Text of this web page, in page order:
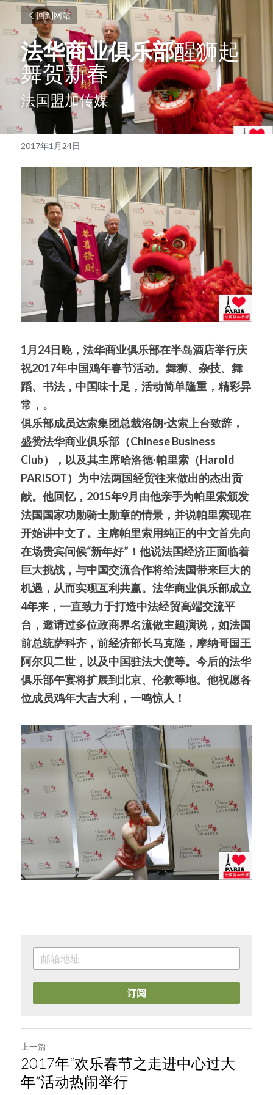
回到网站
法华商业俱乐部醒狮起
舞贺新春
法国盟加传媒
2017年1月24日
1月24日晚，法华商业俱乐部在半岛酒店举行庆
祝2017年中国鸡年春节活动。舞狮、杂技、舞
蹈、书法，中国味十足，活动简单隆重，精彩异
常，。
俱乐部成员达索集团总裁洛朗·达索上台致辞，
盛赞法华商业俱乐部（Chinese Business
Club），以及其主席哈洛德·帕里索（Harold
PARISOT）为中法两国经贸往来做出的杰出贡
献。他回忆，2015年9月由他亲手为帕里索颁发
法国国家功勋骑士勋章的情景，并说帕里索现在
开始讲中文了。主席帕里索用纯正的中文首先向
在场贵宾问候“新年好”！他说法国经济正面临着
巨大挑战，与中国交流合作将给法国带来巨大的
机遇，从而实现互利共赢。法华商业俱乐部成立
4年来，一直致力于打造中法经贸高端交流平
台，邀请过多位政商界名流做主题演说，如法国
前总统萨科齐，前经济部长马克隆，摩纳哥国王
阿尔贝二世，以及中国驻法大使等。今后的法华
俱乐部午宴将扩展到北京、伦敦等地。他祝愿各
位成员鸡年大吉大利，一鸣惊人！
订阅
上一篇
2017年“欢乐春节之走进中心过大
年”活动热闹举行